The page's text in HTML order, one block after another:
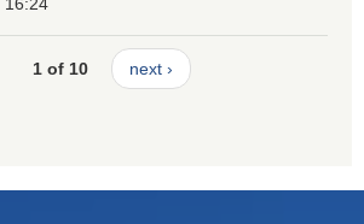
1 of 10 next ›